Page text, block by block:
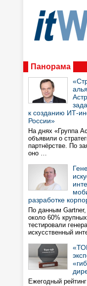
Панорама
к созданию ИТ-
России»
На днях «Группа
объявили о
партнёрстве. По
оно …
разработке
По данным Gartner,
около 60%
тестировали
искусственный
Ежегодный